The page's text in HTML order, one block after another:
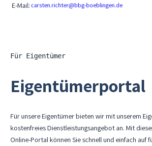
E-Mail:
Für Eigentümer
Eigen­tümer­portal
Für unsere Eigentümer bieten wir mit unserem
kostenfreies Dienstleistungsangebot an. Mit
Online-Portal können Sie schnell und einfach auf